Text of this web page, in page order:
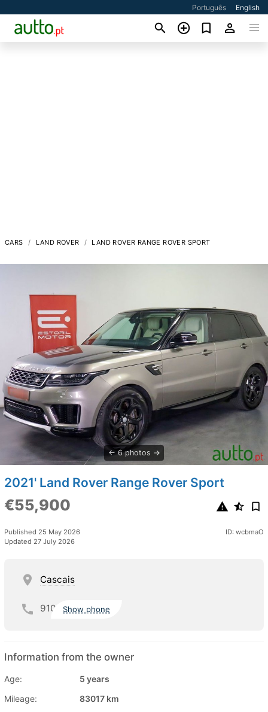
Português English
CARS LAND ROVER LAND ROVER RANGE ROVER SPORT
6 photos
2021' Land Rover Range Rover Sport
€55,900
Published 25 May 2026
Updated 27 July 2026
ID: wcbmaO
Cascais
910 Show phone
Information from the owner
Age:
5 years
Mileage:
83017 km